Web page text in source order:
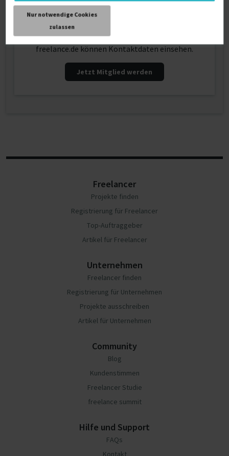
Nur notwendige Cookies
zulassen
Kontaktdaten
Nur registrierte PREMIUM-Mitglieder von
freelance.de können Kontaktdaten einsehen.
Jetzt Mitglied werden
Freelancer
Projekte finden
Registrierung für Freelancer
Top-Auftraggeber
Artikel für Freelancer
Unternehmen
Freelancer finden
Registrierung für Unternehmen
Projekte ausschreiben
Artikel für Unternehmen
Community
Blog
Kundenstimmen
Freelancer Studie
freelance summit
Hilfe und Support
FAQs
Kontakt